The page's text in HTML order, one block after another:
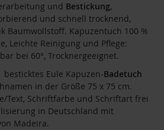
und Bestickung,
und schnell trocknend,
Baumwollstoff. Kapuzentuch 100 %
Leichte Reinigung und Pflege:
bei 60°, Trocknergeeignet.
besticktes Eule Kapuzen-Badetuch
in der Größe 75 x 75 cm.
Text, Schriftfarbe und Schriftart frei
in Deutschland mit
Madeira.